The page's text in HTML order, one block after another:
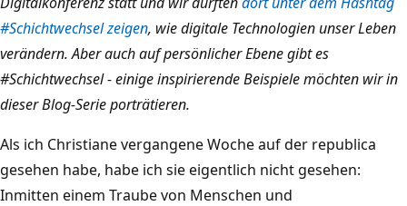
#Schichtwechsel zeigen, wie digitale Technologien unser Leben
verändern. Aber auch auf persönlicher Ebene gibt es
#Schichtwechsel - einige inspirierende Beispiele möchten wir in
dieser Blog-Serie porträtieren.
Als ich Christiane vergangene Woche auf der republica
gesehen habe, habe ich sie eigentlich nicht gesehen:
Inmitten einem Traube von Menschen und